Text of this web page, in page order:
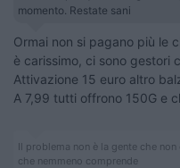
momento. Restate sani
Ormai non si pagano più le
è carissimo, ci sono gestori
Attivazione 15 euro altro
A 7,99 tutti offrono 150G e
Il problema non è la gente che
che nemmeno comprende